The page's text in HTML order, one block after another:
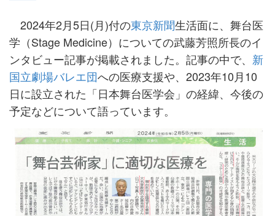
2024年2月5日(月)付の東京新聞生活面に、舞台医
学（Stage Medicine）についての武藤芳照所長のイ
ンタビュー記事が掲載されました。記事の中で、 新
国立劇場バレエ団への医療支援や、2023年10月10
日に設立された「日本舞台医学会」の経緯、今後の
予定などについて語っています。